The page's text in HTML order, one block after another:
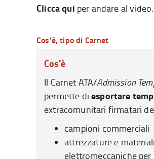
Clicca qui per andare al video.
Cos'è, tipo di Carnet
Cos'è
Il Carnet ATA/Admission
permette diesportare
extracomunitari firmatari
campioni commerciali
attrezzature e
elettromeccaniche